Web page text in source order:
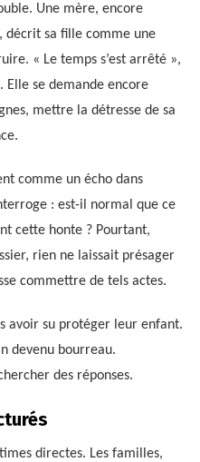
Une mère, encore
décrit sa fille comme une
« Le temps s’est arrêté »,
Elle se demande encore
mettre la détresse de sa
comme un écho dans
: est-il normal que ce
cette honte ? Pourtant,
rien ne laissait présager
commettre de tels actes.
avoir su protéger leur enfant.
devenu bourreau.
des réponses.
directes. Les familles,